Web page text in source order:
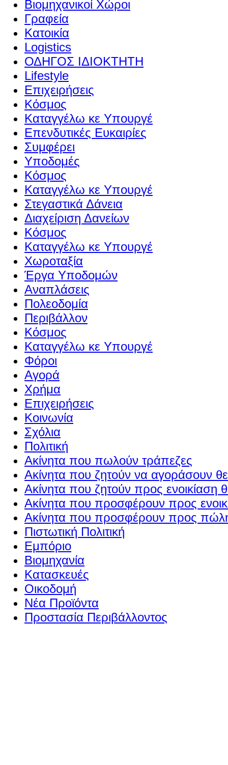
Βιομηχανικοί Χώροι
Γραφεία
Κατοικία
Logistics
ΟΔΗΓΟΣ ΙΔΙΟΚΤΗΤΗ
Lifestyle
Επιχειρήσεις
Κόσμος
Καταγγέλω κε Υπουργέ
Επενδυτικές Ευκαιρίες
Συμφέρει
Υποδομές
Κόσμος
Καταγγέλω κε Υπουργέ
Στεγαστικά Δάνεια
Διαχείριση Δανείων
Κόσμος
Καταγγέλω κε Υπουργέ
Χωροταξία
Έργα Υποδομών
Αναπλάσεις
Πολεοδομία
Περιβάλλον
Κόσμος
Καταγγέλω κε Υπουργέ
Φόροι
Αγορά
Χρήμα
Επιχειρήσεις
Κοινωνία
Σχόλια
Πολιτική
Ακίνητα που πωλούν τράπεζες
Ακίνητα που ζητούν να αγοράσουν
Ακίνητα που ζητούν προς ενοικίαση
Ακίνητα που προσφέρουν προς
Ακίνητα που προσφέρουν προς
Πιστωτική Πολιτική
Εμπόριο
Βιομηχανία
Κατασκευές
Οικοδομή
Νέα Προϊόντα
Προστασία Περιβάλλοντος